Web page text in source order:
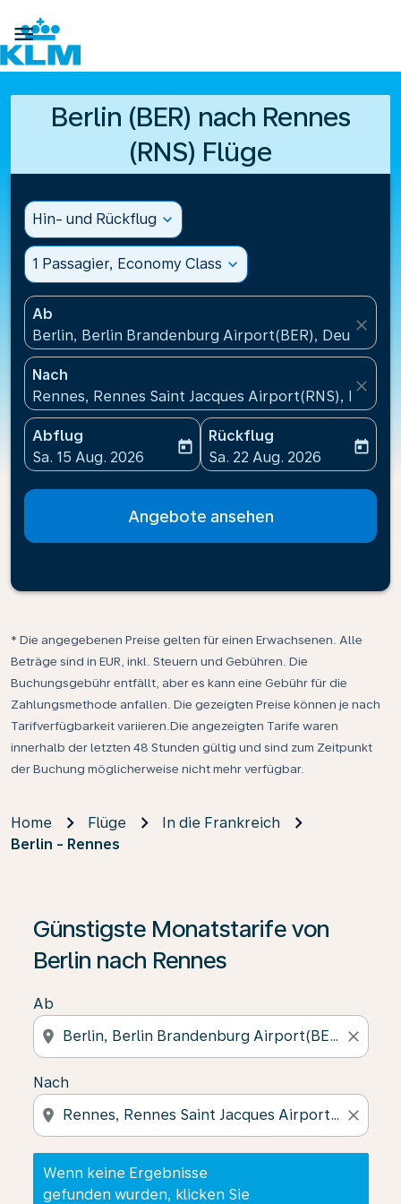

Berlin (BER) nach Rennes
(RNS) Flüge
Hin- und Rückflug expand_more
1 Passagier, Economy Class expand_more
Ab
Berlin, Berlin Brandenburg Airport(BER),
close
Nach
Rennes, Rennes Saint Jacques Airport(RNS),
close
Abflug
fc-booking-departure-date-aria-label
Sa. 15 Aug. 2026
today
Rückflug
fc-booking-return-date-
Sa. 22 Aug. 2026
today
Angebote ansehen
* Die angegebenen Preise gelten für einen Erwachsenen. Alle
Beträge sind in EUR, inkl. Steuern und Gebühren. Die
Buchungsgebühr entfällt, aber es kann eine Gebühr für die
Zahlungsmethode anfallen. Die gezeigten Preise können je nach
Tarifverfügbarkeit variieren.Die angezeigten Tarife waren
innerhalb der letzten 48 Stunden gültig und sind zum Zeitpunkt
der Buchung möglicherweise nicht mehr verfügbar.
Home Flüge
In die Frankreich
Berlin - Rennes
Günstigste Monatstarife von
Berlin nach Rennes
Ab
location_on close
Nach
location_on close
Wenn keine Ergebnisse
gefunden wurden, klicken Sie
Wenn keine Ergebnisse gefunden wurden, klicken